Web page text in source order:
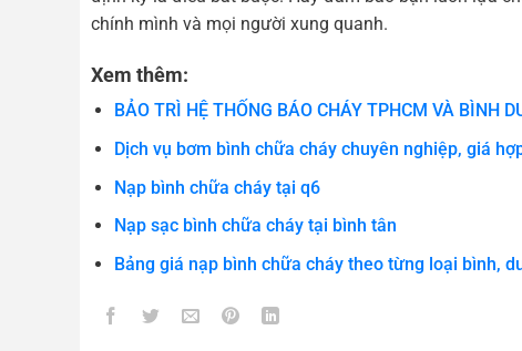
chính mình và mọi người xung quanh.
Xem thêm:
BẢO TRÌ HỆ THỐNG BÁO CHÁY TPHCM VÀ BÌNH
Dịch vụ bơm bình chữa cháy chuyên nghiệp, giá
Nạp bình chữa cháy tại q6
Nạp sạc bình chữa cháy tại bình tân
Bảng giá nạp bình chữa cháy theo từng loại bình,